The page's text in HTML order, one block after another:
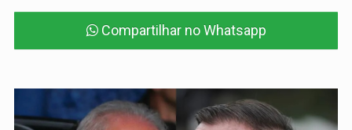
Compartilhar no Whatsapp